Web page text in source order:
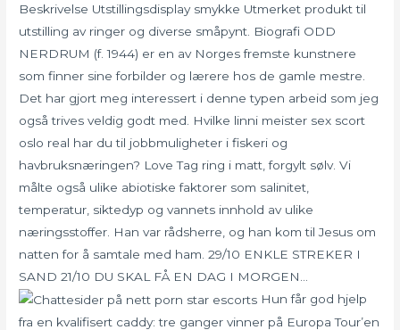
Beskrivelse Utstillingsdisplay smykke Utmerket produkt til
utstilling av ringer og diverse småpynt. Biografi ODD
NERDRUM (f. 1944) er en av Norges fremste kunstnere
som finner sine forbilder og lærere hos de gamle mestre.
Det har gjort meg interessert i denne typen arbeid som jeg
også trives veldig godt med. Hvilke linni meister sex scort
oslo real har du til jobbmuligheter i fiskeri og
havbruksnæringen? Love Tag ring i matt, forgylt sølv. Vi
målte også ulike abiotiske faktorer som salinitet,
temperatur, siktedyp og vannets innhold av ulike
næringsstoffer. Han var rådsherre, og han kom til Jesus om
natten for å samtale med ham. 29/10 ENKLE STREKER I
SAND 21/10 DU SKAL FÅ EN DAG I MORGEN…
Hun får god hjelp
fra en kvalifisert caddy: tre ganger vinner på Europa Tour’en